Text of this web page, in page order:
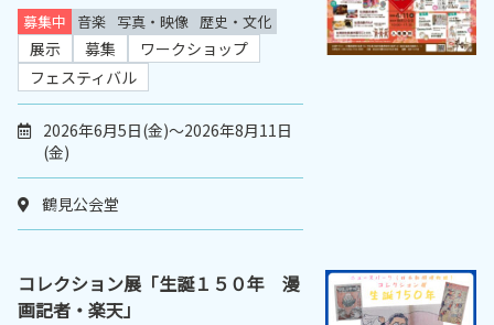
募集中 音楽 写真・映像 歴史・文化
展示 募集
ワークショップ
フェスティバル
2026年6月5日(金)～2026年8月11日
(金)
鶴見公会堂
コレクション展「生誕１５０年 漫
画記者・楽天」